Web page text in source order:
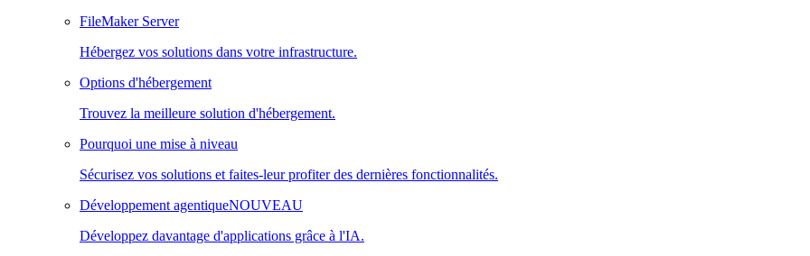
FileMaker Server
Hébergez vos solutions dans votre infrastructure.
Options d'hébergement
Trouvez la meilleure solution d'hébergement.
Pourquoi une mise à niveau
Sécurisez vos solutions et faites-leur profiter des dernières fonctionnalités.
Développement agentiqueNOUVEAU
Développez davantage d'applications grâce à l'IA.